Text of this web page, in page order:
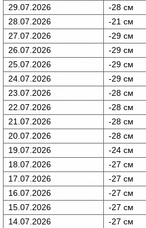
29.07.2026
-28 см
28.07.2026
-21 см
27.07.2026
-29 см
26.07.2026
-29 см
25.07.2026
-29 см
24.07.2026
-29 см
23.07.2026
-28 см
22.07.2026
-28 см
21.07.2026
-28 см
20.07.2026
-28 см
19.07.2026
-24 см
18.07.2026
-27 см
17.07.2026
-27 см
16.07.2026
-27 см
15.07.2026
-27 см
14.07.2026
-27 см